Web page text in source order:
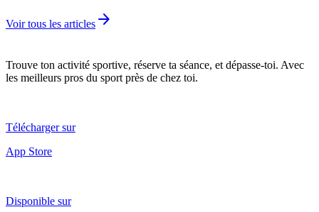
Voir tous les articles arrow_forward
Trouve ton activité sportive, réserve ta séance, et dépasse-toi. Avec
les meilleurs pros du sport près de chez toi.
Télécharger sur
App Store
Disponible sur